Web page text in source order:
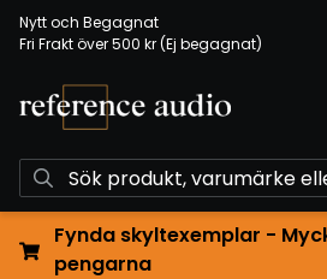
Nytt och Begagnat
Fri Frakt över 500 kr (Ej begagnat)
Fynda skyltexemplar -
pengarna